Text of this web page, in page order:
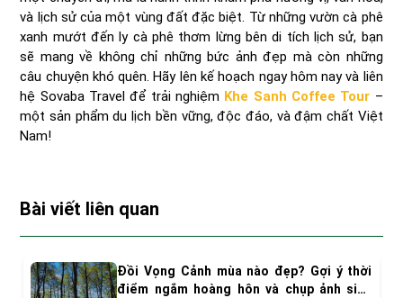
và lịch sử của một vùng đất đặc biệt. Từ những vườn cà phê
xanh mướt đến ly cà phê thơm lừng bên di tích lịch sử, bạn
sẽ mang về không chỉ những bức ảnh đẹp mà còn những
câu chuyện khó quên. Hãy lên kế hoạch ngay hôm nay và liên
hệ Sovaba Travel để trải nghiệm Khe Sanh Coffee Tour –
một sản phẩm du lịch bền vững, độc đáo, và đậm chất Việt
Nam!
Bài viết liên quan
Đồi Vọng Cảnh mùa nào đẹp? Gợi ý thời
điểm ngắm hoàng hôn và chụp ảnh siêu